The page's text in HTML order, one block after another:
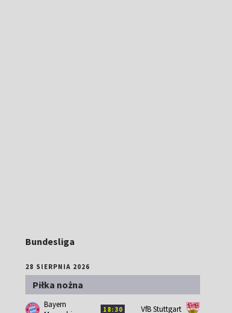
Bundesliga
28 SIERPNIA 2026
Piłka nożna
Bayern
18:30 VfB Stuttgart